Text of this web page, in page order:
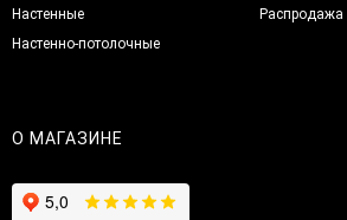
Настенные
Настенно-потолочные
Распродажа
О МАГАЗИНЕ